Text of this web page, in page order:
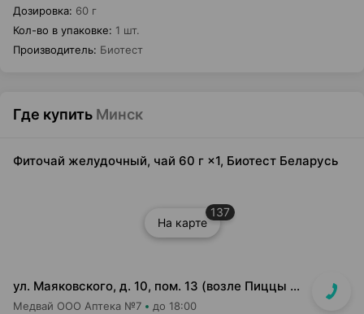
Дозировка: 60 г
Кол-во в упаковке: 1 шт.
Производитель: Биотест
Где купить Минск
Фиточай желудочный, чай 60 г ×1, Биотест Беларусь
На карте
137
ул. Маяковского, д. 10, пом. 13 (возле Пиццы Мании)
Медвай ООО Аптека №7 до 18:00